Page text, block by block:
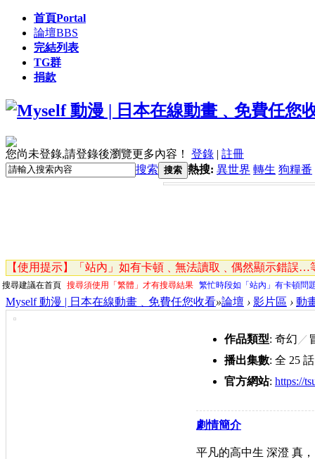
首頁Portal
論壇BBS
完結列表
TG群
捐款
您尚未登錄,請登錄後瀏覽更多內容！ 登錄 | 註冊
搜索 搜索 熱搜: 異世界 轉生 狗糧番
【使用提示】「站內」如有卡頓﹑無法讀取﹑偶然顯示錯誤
搜尋建議在首頁 搜尋須使用「繁體」才有搜尋結果 繁忙時段如「站內」有卡頓問
Myself 動漫 | 日本在線動畫﹑免費任您收看»論壇 › 影片區 › 動
作品類型: 奇幻 ／
播出集數: 全 25 話
官方網站: https://
劇情簡介
平凡的高中生 深澄 真